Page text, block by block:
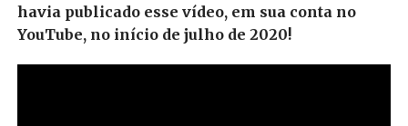
havia publicado esse vídeo, em sua conta no
YouTube, no início de julho de 2020!